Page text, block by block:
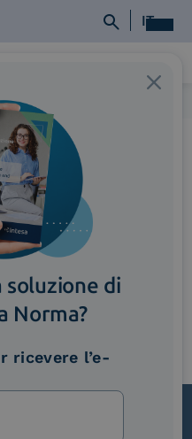
IT
soluzione di
Norma?
ricevere l’e-